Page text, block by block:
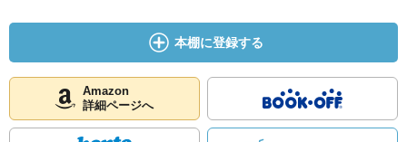
本棚に登録する
Amazon
詳細ページへ